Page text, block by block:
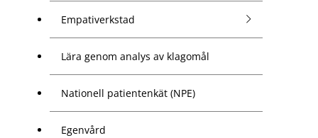
Empativerkstad
Lära genom analys av klagomål
Nationell patientenkät (NPE)
Egenvård